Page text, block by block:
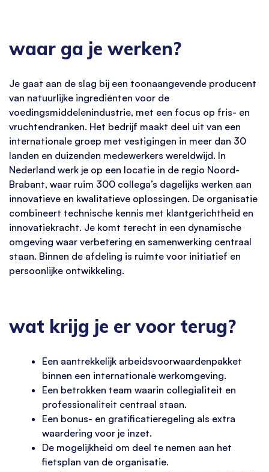
waar ga je werken?
Je gaat aan de slag bij een toonaangevende producent
van natuurlijke ingrediënten voor de
voedingsmiddelenindustrie, met een focus op fris- en
vruchtendranken. Het bedrijf maakt deel uit van een
internationale groep met vestigingen in meer dan 30
landen en duizenden medewerkers wereldwijd. In
Nederland werk je op een locatie in de regio Noord-
Brabant, waar ruim 300 collega’s dagelijks werken aan
innovatieve en kwalitatieve oplossingen. De organisatie
combineert technische kennis met klantgerichtheid en
innovatiekracht. Je komt terecht in een dynamische
omgeving waar verbetering en samenwerking centraal
staan. Binnen de afdeling is ruimte voor initiatief en
persoonlijke ontwikkeling.
wat krijg je er voor terug?
Een aantrekkelijk arbeidsvoorwaardenpakket
binnen een internationale werkomgeving.
Een betrokken team waarin collegialiteit en
professionaliteit centraal staan.
Een bonus- en gratificatieregeling als extra
waardering voor je inzet.
De mogelijkheid om deel te nemen aan het
fietsplan van de organisatie.